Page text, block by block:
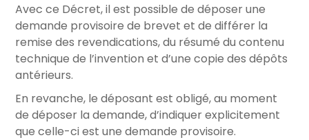
Avec ce Décret, il est possible de déposer une
demande provisoire de brevet et de différer la
remise des revendications, du résumé du contenu
technique de l’invention et d’une copie des dépôts
antérieurs.
En revanche, le déposant est obligé, au moment
de déposer la demande, d’indiquer explicitement
que celle-ci est une demande provisoire.